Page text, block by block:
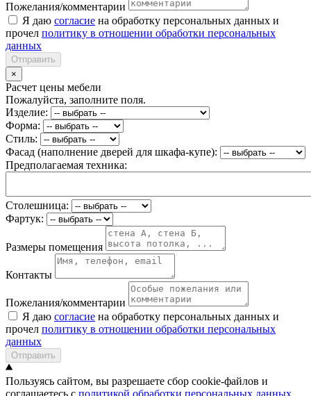
Пожелания/комментарии
Я даю согласие на обработку персональных данных и
прочел политику в отношении обработки персональных
данных
Отправить
×
Расчет цены мебели
Пожалуйста, заполните поля.
Изделие:
Форма:
Стиль:
Фасад (наполнение дверей для шкафа-купе):
Предполагаемая техника:
Столешница:
Фартук:
Размеры помещения
Контакты
Пожелания/комментарии
Я даю согласие на обработку персональных данных и
прочел политику в отношении обработки персональных
данных
Отправить
Пользуясь сайтом, вы разрешаете сбор cookie-файлов и